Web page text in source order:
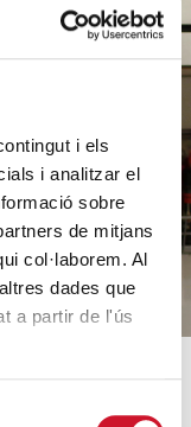
i els
i analitzar el
sobre
de mitjans
col·laborem. Al
dades que
a partir de l'ús